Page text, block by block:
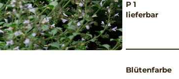
P 1
lieferbar
Blütenfarbe